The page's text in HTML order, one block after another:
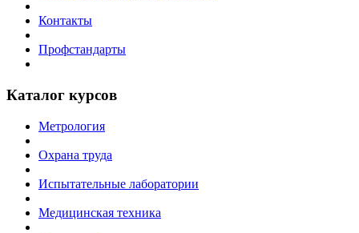
Контакты
Профстандарты
Каталог курсов
Метрология
Охрана труда
Испытательные лаборатории
Медицинская техника